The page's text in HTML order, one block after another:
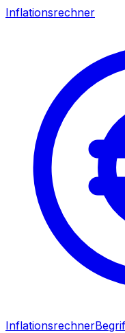
Inflationsrechner
Inflationsrechner